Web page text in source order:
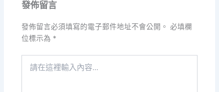
發佈留言
發佈留言必須填寫的電子郵件地址不會公開。 必填欄
位標示為 *